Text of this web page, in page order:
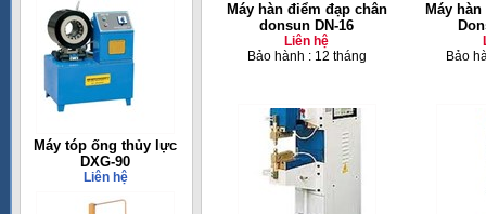
Máy tóp ống thủy lực
DXG-90
Liên hệ
Máy hàn điểm đạp chân
donsun DN-16
Liên hệ
Bảo hành : 12 tháng
Máy
Bảo